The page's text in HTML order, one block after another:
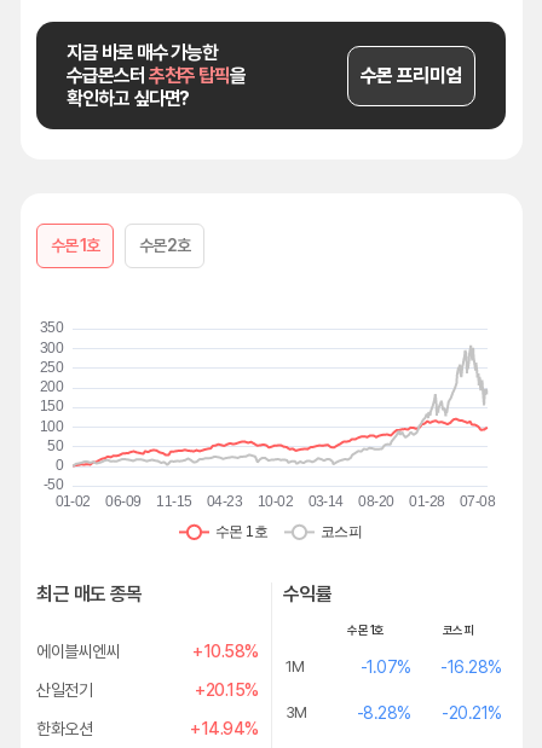
지금 바로 매수 가능한
수급몬스터 추천주 탑픽을
확인하고 싶다면?
수몬 프리미엄
수몬 1호 수몬 2호
최근 매도 종목
에이블씨엔씨
+10.58%
산일전기
+20.15%
한화오션
+14.94%
수익률
수몬 1호 코스피
1M -1.07% -16.28%
3M -8.28% -20.21%